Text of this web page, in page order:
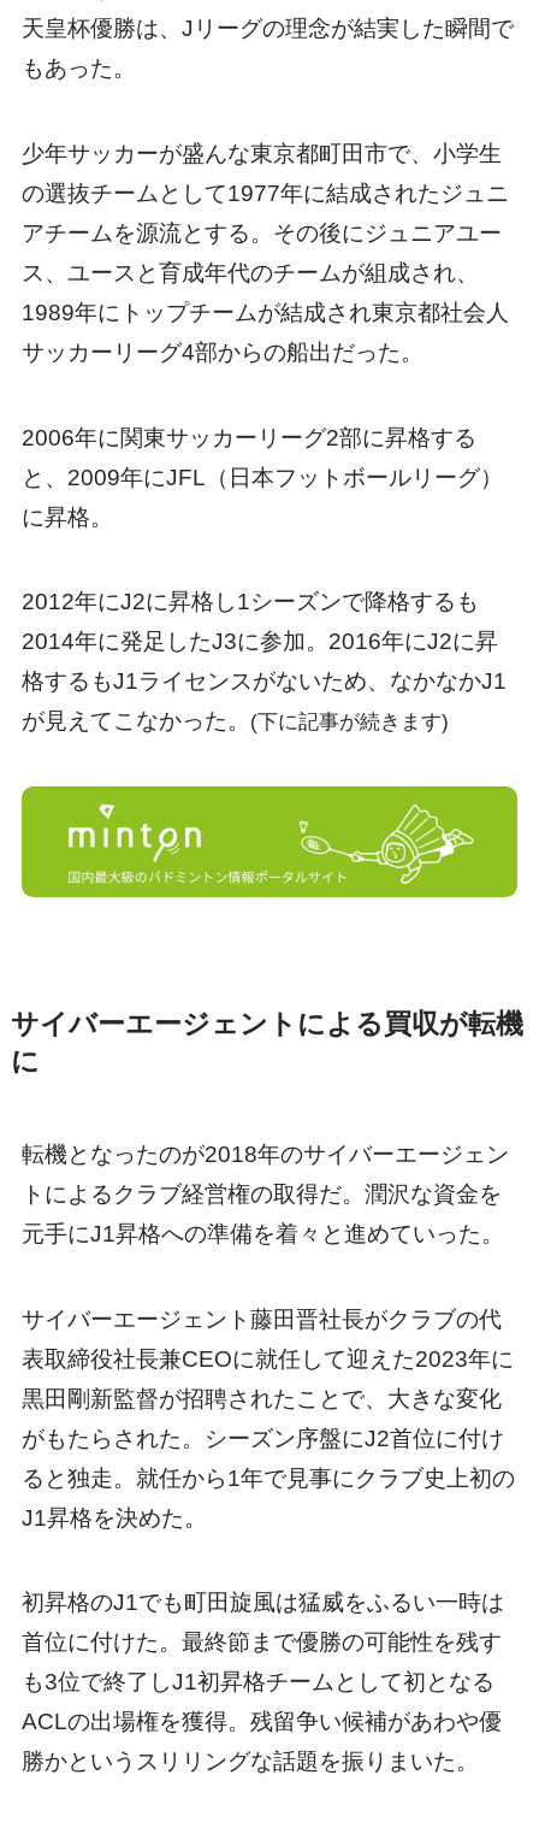
天皇杯優勝は、Jリーグの理念が結実した瞬間で
もあった。
少年サッカーが盛んな東京都町田市で、小学生
の選抜チームとして1977年に結成されたジュニ
アチームを源流とする。その後にジュニアユー
ス、ユースと育成年代のチームが組成され、
1989年にトップチームが結成され東京都社会人
サッカーリーグ4部からの船出だった。
2006年に関東サッカーリーグ2部に昇格する
と、2009年にJFL（日本フットボールリーグ）
に昇格。
2012年にJ2に昇格し1シーズンで降格するも
2014年に発足したJ3に参加。2016年にJ2に昇
格するもJ1ライセンスがないため、なかなかJ1
が見えてこなかった。
(下に記事が続きます)
サイバーエージェントによる買収が転機
に
転機となったのが2018年のサイバーエージェン
トによるクラブ経営権の取得だ。潤沢な資金を
元手にJ1昇格への準備を着々と進めていった。
サイバーエージェント藤田晋社長がクラブの代
表取締役社長兼CEOに就任して迎えた2023年に
黒田剛新監督が招聘されたことで、大きな変化
がもたらされた。シーズン序盤にJ2首位に付け
ると独走。就任から1年で見事にクラブ史上初の
J1昇格を決めた。
初昇格のJ1でも町田旋風は猛威をふるい一時は
首位に付けた。最終節まで優勝の可能性を残す
も3位で終了しJ1初昇格チームとして初となる
ACLの出場権を獲得。残留争い候補があわや優
勝かというスリリングな話題を振りまいた。